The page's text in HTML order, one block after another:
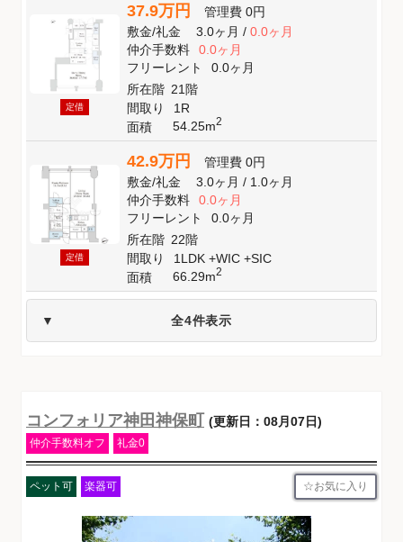
定借
37.9万円 管理費 0円
敷金/礼金 3.0ヶ月/ 0.0ヶ月
仲介手数料
0.0ヶ月
フリーレント
0.0ヶ月
所在階 21階
間取り
1R
面積
54.25m2
定借
42.9万円 管理費 0円
敷金/礼金 3.0ヶ月/ 1.0ヶ月
仲介手数料
0.0ヶ月
フリーレント
0.0ヶ月
所在階 22階
間取り
1LDK +WIC +SIC
面積
66.29m2
全4件表示
コンフォリア神田神保町 (更新日：08月07日)
仲介手数料オフ 礼金0
ペット可 楽器可 お気に入り